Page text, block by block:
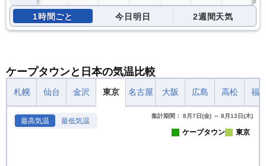
1時間ごと 今日明日 2週間天気
ケープタウンと日本の気温比較
札幌 仙台 金沢 東京 名古屋 大阪 広島 高松 福
最高気温 最低気温
集計期間： 8月7日(金) ～ 8月13日(木)
ケープタウン 東京